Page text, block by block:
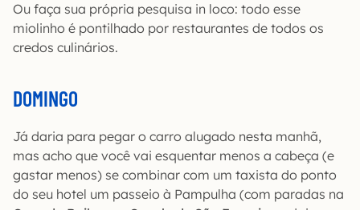
Ou faça sua própria pesquisa in loco: todo esse
miolinho é pontilhado por restaurantes de todos os
credos culinários.
DOMINGO
Já daria para pegar o carro alugado nesta manhã,
mas acho que você vai esquentar menos a cabeça (e
gastar menos) se combinar com um taxista do ponto
do seu hotel um passeio à Pampulha (com paradas na